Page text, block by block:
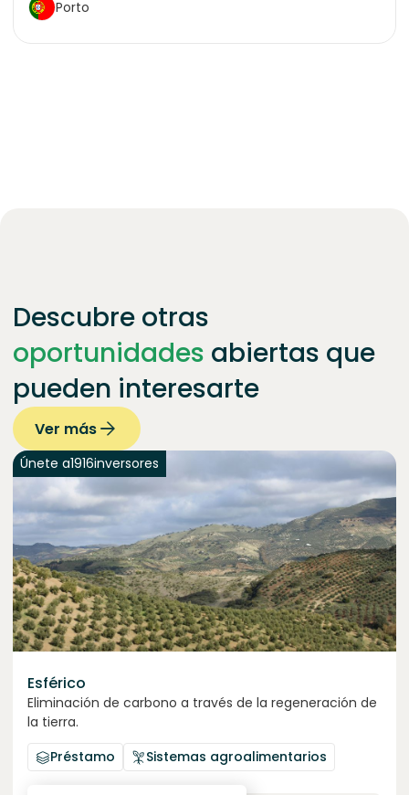
Porto
Descubre otras
oportunidades abiertas que
pueden interesarte
Ver más
Únete a1916inversores
Esférico
Eliminación de carbono a través de la regeneración de
la tierra.
Préstamo
Sistemas agroalimentarios